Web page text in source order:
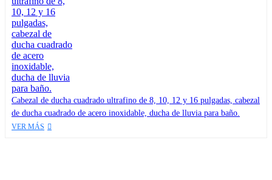
Cabezal de ducha cuadrado ultrafino de 8, 10, 12 y 16 pulgadas, cabezal
de ducha cuadrado de acero inoxidable, ducha de lluvia para baño.
VER MÁS